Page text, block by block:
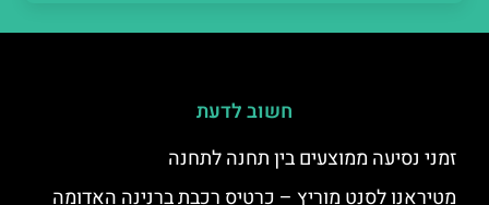
חשוב לדעת
זמני נסיעה ממוצעים בין תחנה לתחנה
מטיראנו לסנט מוריץ – כרטיס רכבת ברנינה האדומה